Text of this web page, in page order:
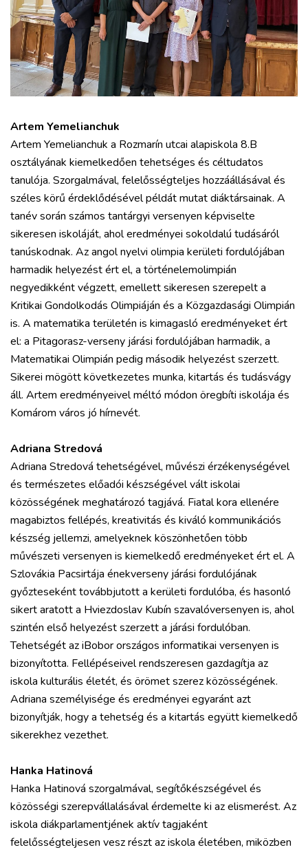
Artem Yemelianchuk
Artem Yemelianchuk a Rozmarín utcai alapiskola 8.B
osztályának kiemelkedően tehetséges és céltudatos
tanulója. Szorgalmával, felelősségteljes hozzáállásával és
széles körű érdeklődésével példát mutat diáktársainak. A
tanév során számos tantárgyi versenyen képviselte
sikeresen iskoláját, ahol eredményei sokoldalú tudásáról
tanúskodnak. Az angol nyelvi olimpia kerületi fordulójában
harmadik helyezést ért el, a történelemolimpián
negyedikként végzett, emellett sikeresen szerepelt a
Kritikai Gondolkodás Olimpiáján és a Közgazdasági Olimpián
is. A matematika területén is kimagasló eredményeket ért
el: a Pitagorasz-verseny járási fordulójában harmadik, a
Matematikai Olimpián pedig második helyezést szerzett.
Sikerei mögött következetes munka, kitartás és tudásvágy
áll. Artem eredményeivel méltó módon öregbíti iskolája és
Komárom város jó hírnevét.
Adriana Stredová
Adriana Stredová tehetségével, művészi érzékenységével
és természetes előadói készségével vált iskolai
közösségének meghatározó tagjává. Fiatal kora ellenére
magabiztos fellépés, kreativitás és kiváló kommunikációs
készség jellemzi, amelyeknek köszönhetően több
művészeti versenyen is kiemelkedő eredményeket ért el. A
Szlovákia Pacsirtája énekverseny járási fordulójának
győzteseként továbbjutott a kerületi fordulóba, és hasonló
sikert aratott a Hviezdoslav Kubín szavalóversenyen is, ahol
szintén első helyezést szerzett a járási fordulóban.
Tehetségét az iBobor országos informatikai versenyen is
bizonyította. Fellépéseivel rendszeresen gazdagítja az
iskola kulturális életét, és örömet szerez közösségének.
Adriana személyisége és eredményei egyaránt azt
bizonyítják, hogy a tehetség és a kitartás együtt kiemelkedő
sikerekhez vezethet.
Hanka Hatinová
Hanka Hatinová szorgalmával, segítőkészségével és
közösségi szerepvállalásával érdemelte ki az elismerést. Az
iskola diákparlamentjének aktív tagjaként
felelősségteljesen vesz részt az iskola életében, miközben